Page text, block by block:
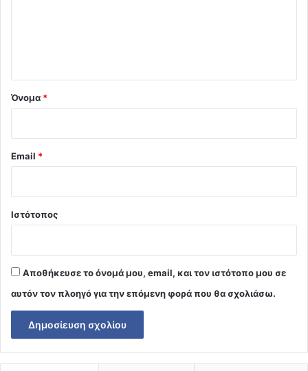
Όνομα *
Email *
Ιστότοπος
Αποθήκευσε το όνομά μου, email, και τον ιστότοπο μου σε
αυτόν τον πλοηγό για την επόμενη φορά που θα σχολιάσω.